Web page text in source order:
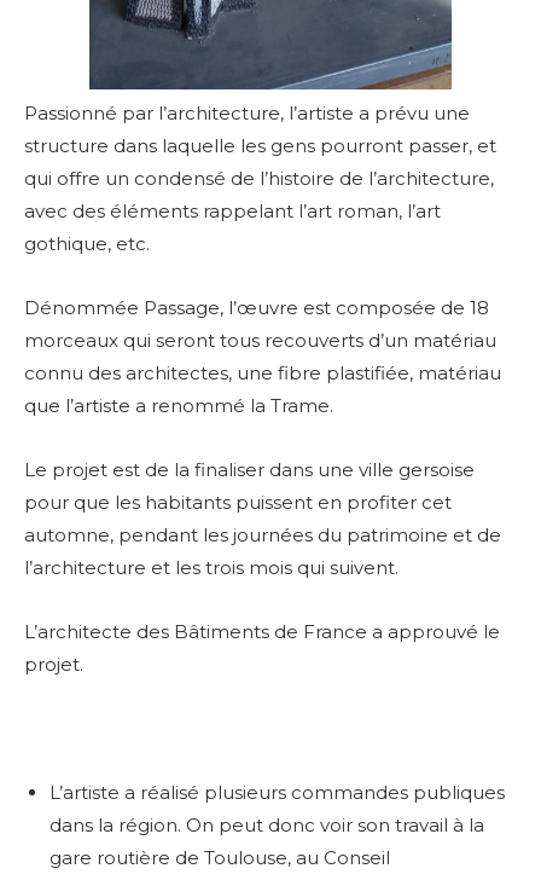
Passionné par l’architecture, l’artiste a prévu une
structure dans laquelle les gens pourront passer, et
qui offre un condensé de l’histoire de l’architecture,
avec des éléments rappelant l’art roman, l’art
gothique, etc.
Dénommée Passage, l’œuvre est composée de 18
morceaux qui seront tous recouverts d’un matériau
connu des architectes, une fibre plastifiée, matériau
que l’artiste a renommé la Trame.
Le projet est de la finaliser dans une ville gersoise
pour que les habitants puissent en profiter cet
automne, pendant les journées du patrimoine et de
l’architecture et les trois mois qui suivent.
L’architecte des Bâtiments de France a approuvé le
projet.
L’artiste a réalisé plusieurs commandes publiques
dans la région. On peut donc voir son travail à la
gare routière de Toulouse, au Conseil